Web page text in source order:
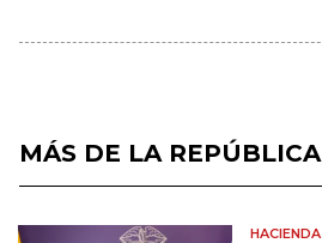
MÁS DE LA REPÚBLICA
HACIENDA